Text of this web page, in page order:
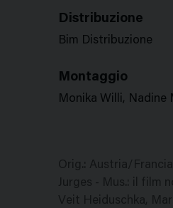
Distribuzione
Bim Distribuzione
Montaggio
Monika Willi, Nadine
Orig.: Austria/
Jurges - Mus.: il film
Veit Heiduschka,